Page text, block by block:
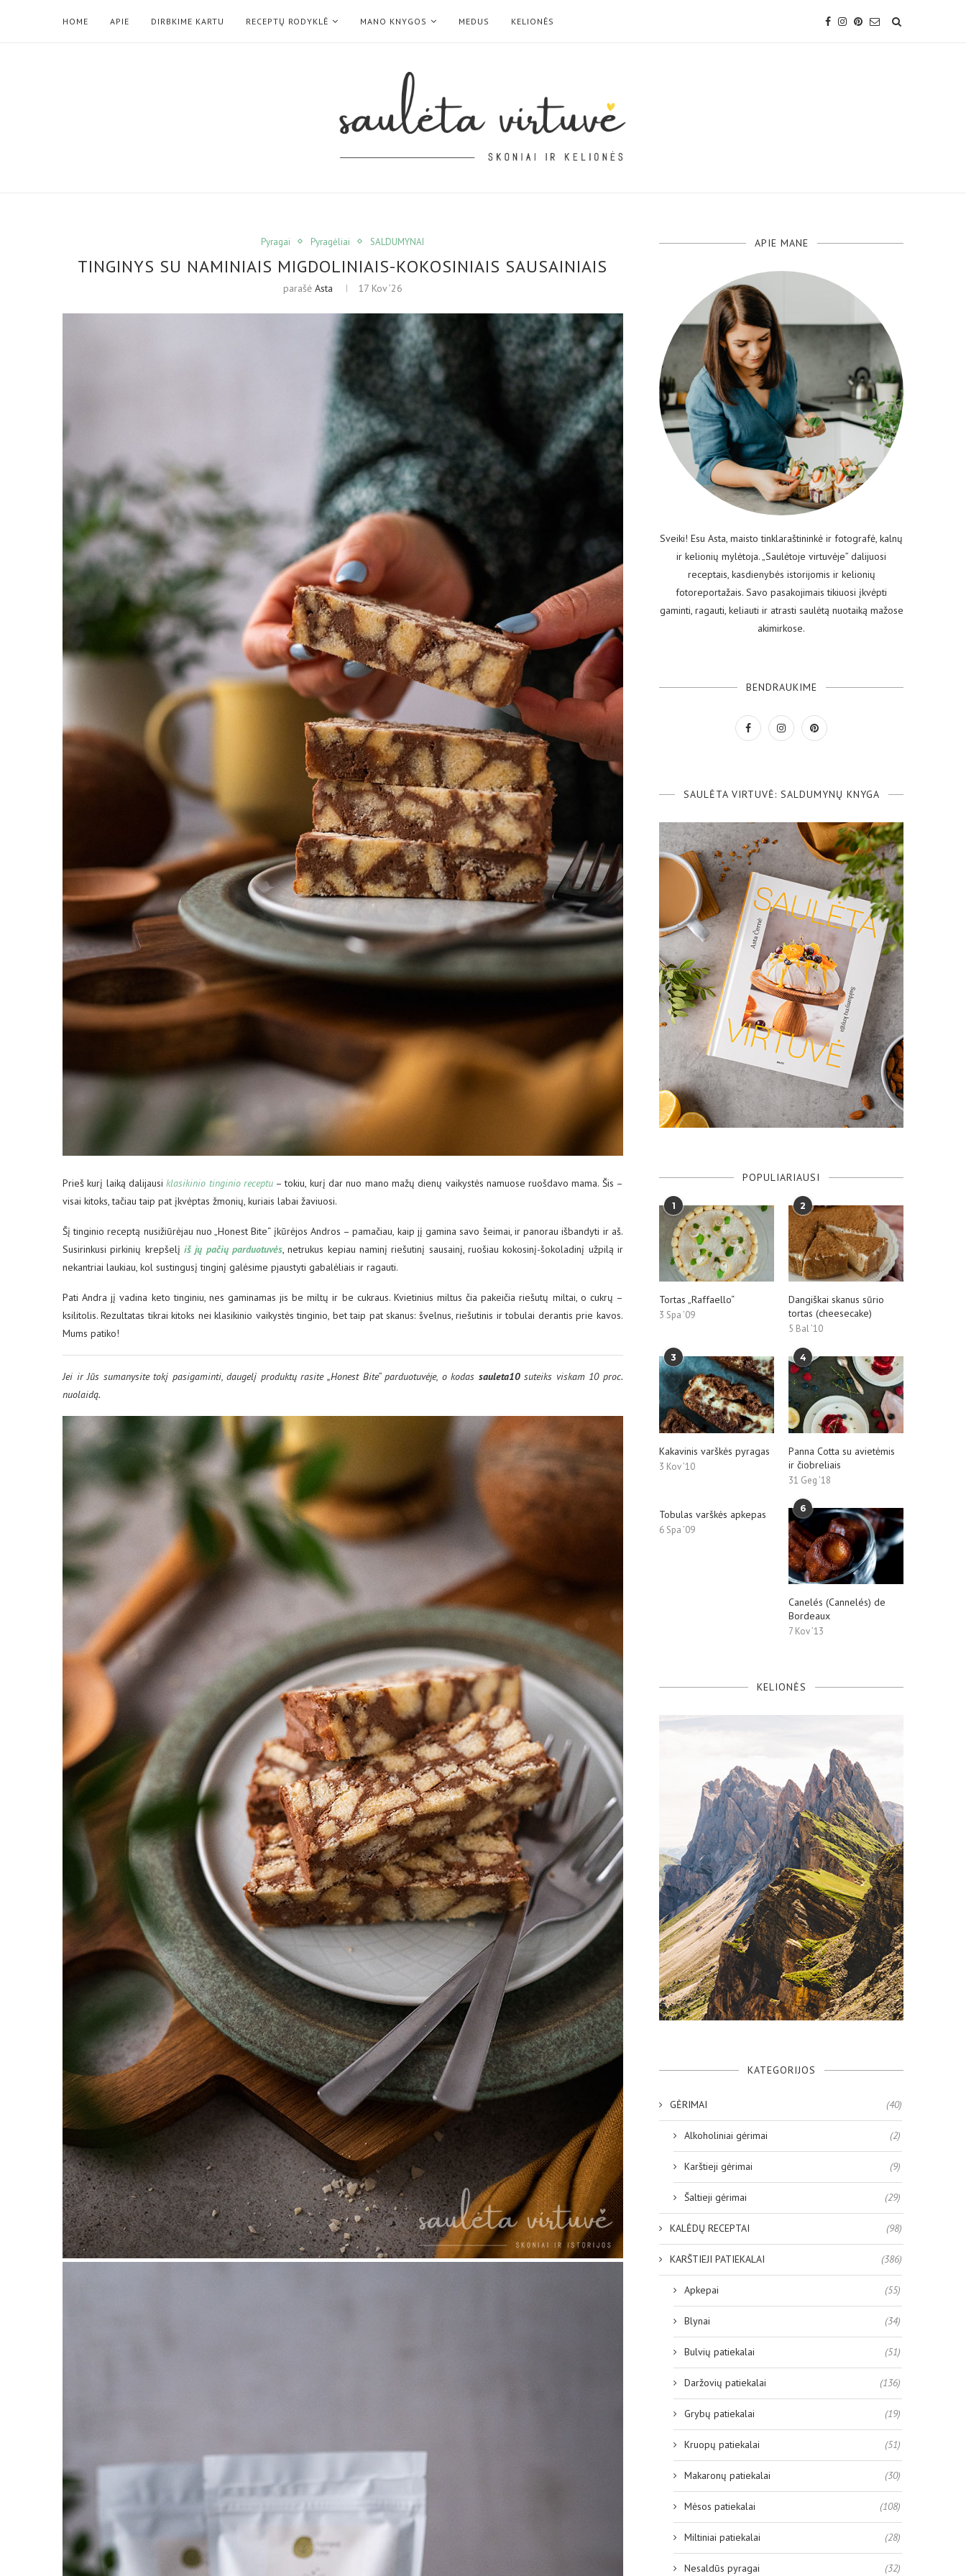
HOME APIE DIRBKIME KARTU RECEPTŲ RODYKLĖ MANO KNYGOS MEDUS KELIONĖS
Pyragai Pyragėliai SALDUMYNAI
TINGINYS SU NAMINIAIS MIGDOLINIAIS-KOKOSINIAIS SAUSAINIAIS
parašė Asta 17 Kov ’26
Prieš kurį laiką dalijausiklasikinio tinginio receptu– tokiu, kurį dar nuo mano mažų dienų vaikystės namuose ruošdavo mama. Šis –
visai kitoks, tačiau taip pat įkvėptas žmonių, kuriais labai žaviuosi.
Šį tinginio receptą nusižiūrėjau nuo „Honest Bite“ įkūrėjos Andros – pamačiau, kaip jį gamina savo šeimai, ir panorau išbandyti ir aš.
Susirinkusi pirkinių krepšelį iš jų pačių parduotuvės, netrukus kepiau naminį riešutinį sausainį, ruošiau kokosinį-šokoladinį užpilą ir
nekantriai laukiau, kol sustingusį tinginį galėsime pjaustyti gabalėliais ir ragauti.
Pati Andra jį vadina keto tinginiu, nes gaminamas jis be miltų ir be cukraus. Kvietinius miltus čia pakeičia riešutų miltai, o cukrų –
ksilitolis. Rezultatas tikrai kitoks nei klasikinio vaikystės tinginio, bet taip pat skanus: švelnus, riešutinis ir tobulai derantis prie kavos.
Mums patiko!
Jei ir Jūs sumanysite tokį pasigaminti, daugelį produktų rasite „Honest Bite“ parduotuvėje, o kodas sauleta10suteiks viskam 10 proc.
nuolaidą.
APIE MANE
Sveiki! Esu Asta, maisto tinklaraštininkė ir fotografė, kalnų
ir kelionių mylėtoja. „Saulėtoje virtuvėje” dalijuosi
receptais, kasdienybės istorijomis ir kelionių
fotoreportažais. Savo pasakojimais tikiuosi įkvėpti
gaminti, ragauti, keliauti ir atrasti saulėtą nuotaiką mažose
akimirkose.
BENDRAUKIME
SAULĖTA VIRTUVĖ: SALDUMYNŲ KNYGA
POPULIARIAUSI
1
Tortas „Raffaello“
3 Spa ’09
2
Dangiškai skanus sūrio
tortas (cheesecake)
5 Bal ’10
3
Kakavinis varškės pyragas
3 Kov ’10
4
Panna Cotta su avietėmis
ir čiobreliais
31 Geg ’18
Tobulas varškės apkepas
6 Spa ’09
6
Canelés (Cannelés) de
Bordeaux
7 Kov ’13
KELIONĖS
KATEGORIJOS
GĖRIMAI (40)
Alkoholiniai gėrimai (2)
Karštieji gėrimai (9)
Šaltieji gėrimai (29)
KALĖDŲ RECEPTAI (98)
KARŠTIEJI PATIEKALAI (386)
Apkepai (55)
Blynai (34)
Bulvių patiekalai (51)
Daržovių patiekalai (136)
Grybų patiekalai (19)
Kruopų patiekalai (51)
Makaronų patiekalai (30)
Mėsos patiekalai (108)
Miltiniai patiekalai (28)
Nesaldūs pyragai (32)